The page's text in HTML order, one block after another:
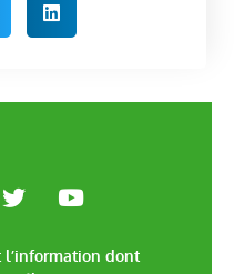
l’information dont